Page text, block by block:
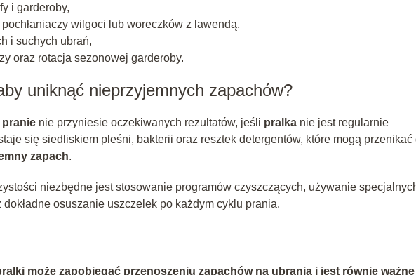
i garderoby,
wilgoci lub woreczków z lawendą,
i suchych ubrań,
oraz rotacja sezonowej garderoby.
uniknąć nieprzyjemnych zapachów?
pranie nie przyniesie oczekiwanych rezultatów, jeśli pralka nie jest regularnie
się siedliskiem pleśni, bakterii oraz resztek detergentów, które mogą przenikać
zapach.
niezbędne jest stosowanie programów czyszczących, używanie
osuszanie uszczelek po każdym cyklu prania.
może zapobiegać przenoszeniu zapachów na ubrania i jest równie ważne